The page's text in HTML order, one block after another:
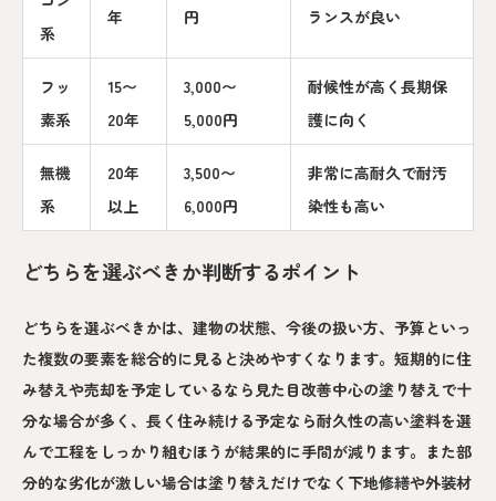
系
年
円
ランスが良い
フッ
素系
15〜
20年
3,000〜
5,000円
耐候性が高く長期保
護に向く
無機
系
20年
以上
3,500〜
6,000円
非常に高耐久で耐汚
染性も高い
どちらを選ぶべきか判断するポイント
どちらを選ぶべきかは、建物の状態、今後の扱い方、予算といっ
た複数の要素を総合的に見ると決めやすくなります。短期的に住
み替えや売却を予定しているなら見た目改善中心の塗り替えで十
分な場合が多く、長く住み続ける予定なら耐久性の高い塗料を選
んで工程をしっかり組むほうが結果的に手間が減ります。また部
分的な劣化が激しい場合は塗り替えだけでなく下地修繕や外装材